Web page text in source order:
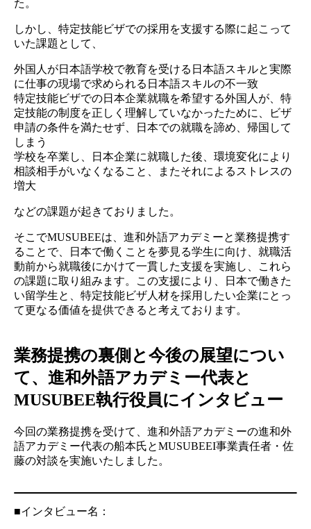
た。
しかし、特定技能ビザでの採用を支援する際に起こって
いた課題として、
外国人が日本語学校で教育を受ける日本語スキルと実際
に仕事の現場で求められる日本語スキルの不一致
特定技能ビザでの日本企業就職を希望する外国人が、特
定技能の制度を正しく理解していなかったために、ビザ
申請の条件を満たせず、日本での就職を諦め、帰国して
しまう
学校を卒業し、日本企業に就職した後、環境変化により
相談相手がいなくなること、またそれによるストレスの
増大
などの課題が起きておりました。
そこでMUSUBEEは、進和外語アカデミーと業務提携す
ることで、日本で働くことを夢見る学生に向け、就職活
動前から就職後にかけて一貫した支援を実施し、これら
の課題に取り組みます。この支援により、日本で働きた
い留学生と、特定技能ビザ人材を採用したい企業にとっ
て更なる価値を提供できると考えております。
業務提携の裏側と今後の展望につい
て、進和外語アカデミー代表と
MUSUBEE執行役員にインタビュー
今回の業務提携を受けて、進和外語アカデミーの進和外
語アカデミー代表の船本氏とMUSUBEEI事業責任者・佐
藤の対談を実施いたしました。
■インタビュー名：